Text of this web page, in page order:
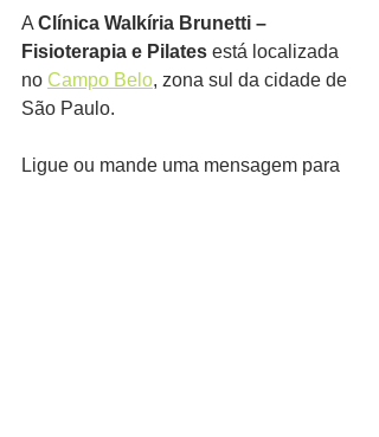
A Clínica Walkíria Brunetti –
Fisioterapia e Pilates está localizada
no Campo Belo, zona sul da cidade de
São Paulo.
Ligue ou mande uma mensagem para